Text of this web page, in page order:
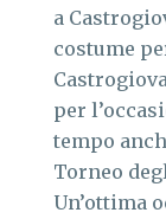
a
costume
per
tempo
Torneo
Un’ottima